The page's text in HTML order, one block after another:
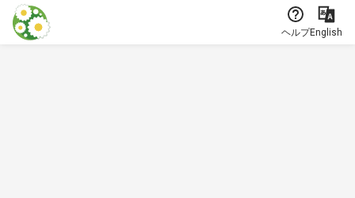
本文に飛ぶ
ヘルプEnglish